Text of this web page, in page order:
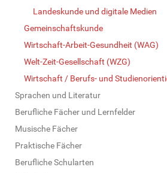
Landeskunde und digitale Medien
Gemeinschaftskunde
Wirtschaft-Arbeit-Gesundheit (WAG)
Welt-Zeit-Gesellschaft (WZG)
Wirtschaft / Berufs- und
Sprachen und Literatur
Berufliche Fächer und Lernfelder
Musische Fächer
Praktische Fächer
Berufliche Schularten